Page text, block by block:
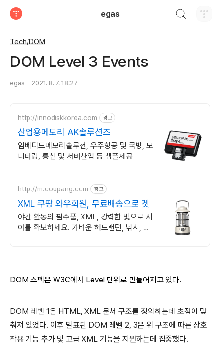
egas
Tech/DOM
DOM Level 3 Events
egas 2021. 8. 7. 18:27
http://innodiskkorea.com 광고
산업용메모리 AK솔루션즈
임베디드메모리솔루션, 우주항공 및 국방, 모
니터링, 통신 및 서버산업 등 샘플제공
http://m.coupang.com 광고
XML 쿠팡 와우회원, 무료배송으로 겟
야간 활동의 필수품, XML, 강력한 빛으로 시
야를 확보하세요. 가벼운 헤드랜턴, 낚시, 등
DOM 스펙은 W3C에서 Level 단위로 만들어지고 있다.
DOM 레벨 1은 HTML, XML 문서 구조를 정의하는데 초점이 맞
춰져 있었다. 이후 발표된 DOM 레벨 2, 3은 위 구조에 따른 상호
작용 기능 추가 및 고급 XML 기능을 지원하는데 집중했다.